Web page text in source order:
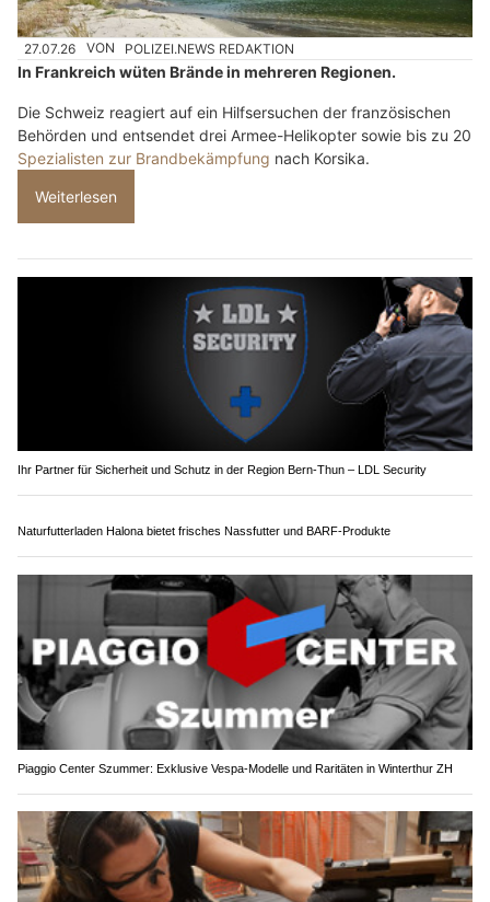
27.07.26 VON POLIZEI.NEWS REDAKTION
In Frankreich wüten Brände in mehreren Regionen.
Die Schweiz reagiert auf ein Hilfsersuchen der französischen
Behörden und entsendet drei Armee-Helikopter sowie bis zu 20
Spezialisten zur Brandbekämpfung nach Korsika.
Weiterlesen
Ihr Partner für Sicherheit und Schutz in der Region Bern-Thun – LDL Security
Naturfutterladen Halona bietet frisches Nassfutter und BARF-Produkte